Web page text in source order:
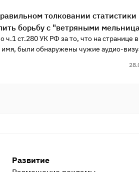
толковании статистики
борьбу с "ветряными
ст.280 УК РФ за то, что на странице
имя, были обнаружены чужие аудио-
неоднократно и широко
Развитие